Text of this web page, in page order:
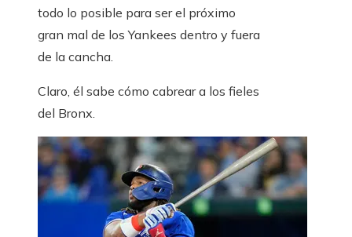
todo lo posible para ser el próximo
gran mal de los Yankees dentro y fuera
de la cancha.
Claro, él sabe cómo cabrear a los fieles
del Bronx.